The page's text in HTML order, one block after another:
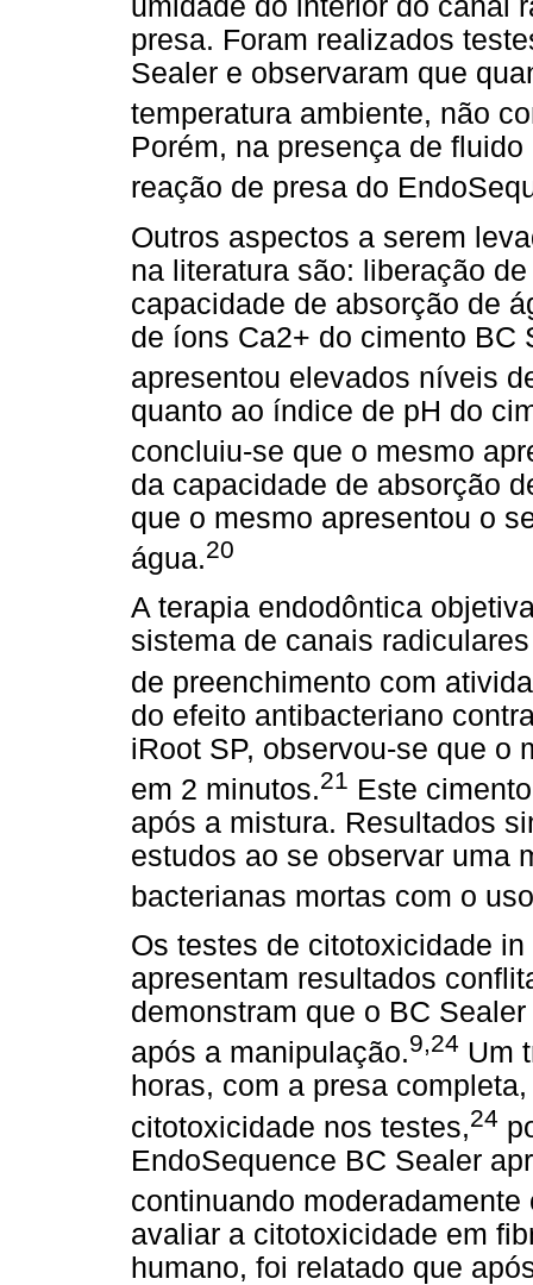
umidade do interior do canal
presa. Foram realizados
Sealer e observaram que
temperatura ambiente, não
Porém, na presença de
reação de presa do
Outros aspectos a serem
na literatura são: liberação
capacidade de absorção de
de íons Ca2+ do cimento BC
apresentou elevados níveis
quanto ao índice de pH do
concluiu-se que o mesmo
da capacidade de absorção
que o mesmo apresentou o
água.20
A terapia endodôntica
sistema de canais
de preenchimento com
do efeito antibacteriano
iRoot SP, observou-se que o
em 2 minutos.21 Este
após a mistura. Resultados
estudos ao se observar uma
bacterianas mortas com o
Os testes de citotoxicidade
apresentam resultados
demonstram que o BC
após a manipulação.9,24 Um
horas, com a presa
citotoxicidade nos testes,24
EndoSequence BC Sealer
continuando
avaliar a citotoxicidade em
humano, foi relatado que